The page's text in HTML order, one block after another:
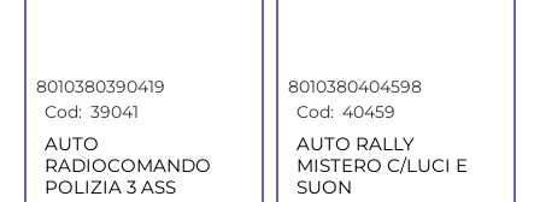
8010380390419
Cod: 39041
AUTO
RADIOCOMANDO
POLIZIA 3 ASS
8010380404598
Cod: 40459
AUTO RALLY
MISTERO C/LUCI E
SUON